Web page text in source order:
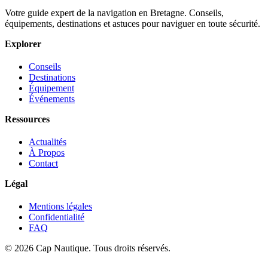
Votre guide expert de la navigation en Bretagne. Conseils,
équipements, destinations et astuces pour naviguer en toute sécurité.
Explorer
Conseils
Destinations
Équipement
Événements
Ressources
Actualités
À Propos
Contact
Légal
Mentions légales
Confidentialité
FAQ
© 2026 Cap Nautique. Tous droits réservés.